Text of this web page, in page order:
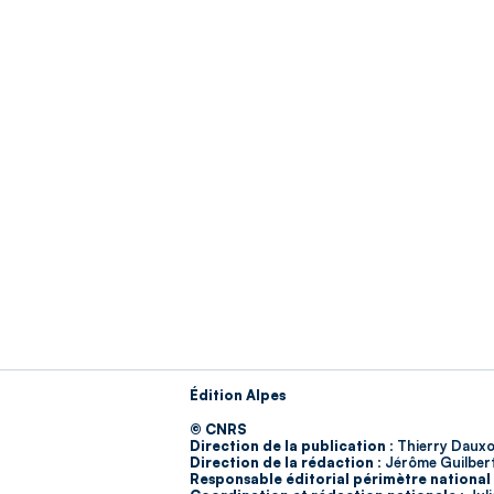
Édition Alpes
© CNRS
Direction de la publication : Thierry
Direction de la rédaction : Jérôme
Responsable éditorial périmètre national